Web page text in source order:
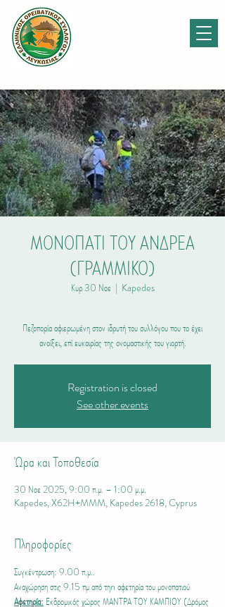
ΜΟΝΟΠΑΤΙ ΤΟΥ ΑΝΔΡΕΑ
(ΓΡΑΜΜΙΚΟ)
Κυρ 30 Νοε
  |
Kapedes
Πεζοπορία αφιερωμένη στον ιδρυτή του συλλόγου που το έχει
Registration is closed
See other events
Ώρα και Τοποθεσία
30 Νοε 2025, 9:00 π.μ. – 1:00 μ.μ.
Kapedes, X62H+MMM, Kapedes 2618, Cyprus
Πληροφορίες
Συγκέντρωση: 9.00 π.μ..
Αναχώρηση στις 9.15 πμ από τηn αφετηρία του μονοπατιού
Αφετηρία: Εκδρομικός χώρος ΜΑΝΤΡΑ ΤΟΥ ΚΑΜΠΙΟΥ (Δρόμος